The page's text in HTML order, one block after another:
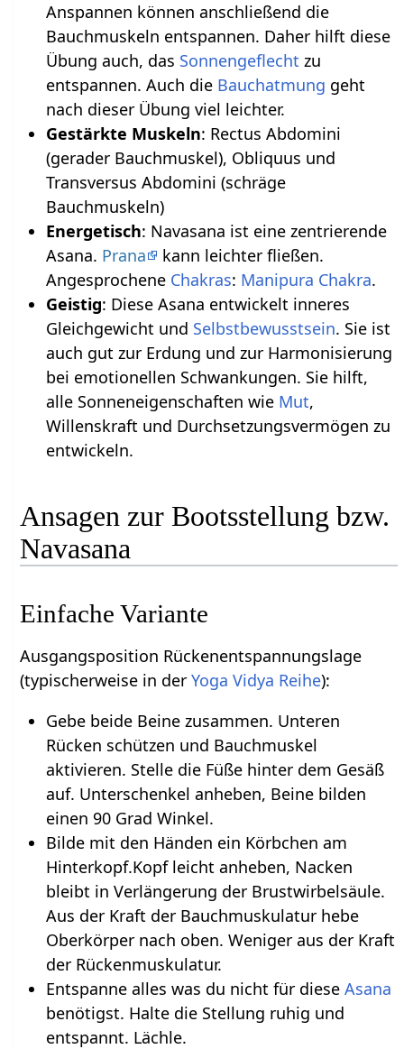
Anspannen können anschließend die
Bauchmuskeln entspannen. Daher hilft diese
Übung auch, das Sonnengeflecht zu
entspannen. Auch die Bauchatmung geht
nach dieser Übung viel leichter.
Gestärkte Muskeln: Rectus Abdomini
(gerader Bauchmuskel), Obliquus und
Transversus Abdomini (schräge
Bauchmuskeln)
Energetisch: Navasana ist eine zentrierende
Asana. Prana
kann leichter fließen.
Angesprochene Chakras: Manipura Chakra.
Geistig: Diese Asana entwickelt inneres
Gleichgewicht und Selbstbewusstsein. Sie ist
auch gut zur Erdung und zur Harmonisierung
bei emotionellen Schwankungen. Sie hilft,
alle Sonneneigenschaften wie Mut,
Willenskraft und Durchsetzungsvermögen zu
entwickeln.
Ansagen zur Bootsstellung bzw.
Navasana
Einfache Variante
Ausgangsposition Rückenentspannungslage
(typischerweise in derYoga Vidya Reihe):
Gebe beide Beine zusammen. Unteren
Rücken schützen und Bauchmuskel
aktivieren. Stelle die Füße hinter dem Gesäß
auf. Unterschenkel anheben, Beine bilden
einen 90 Grad Winkel.
Bilde mit den Händen ein Körbchen am
Hinterkopf.Kopf leicht anheben, Nacken
bleibt in Verlängerung der Brustwirbelsäule.
Aus der Kraft der Bauchmuskulatur hebe
Oberkörper nach oben. Weniger aus der Kraft
der Rückenmuskulatur.
Entspanne alles was du nicht für diese Asana
benötigst. Halte die Stellung ruhig und
entspannt. Lächle.